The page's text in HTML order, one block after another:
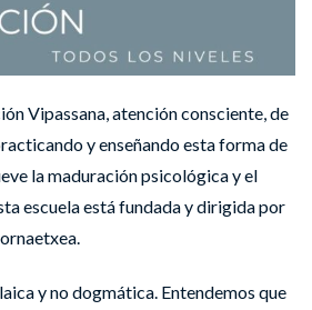
Vipassana, atención consciente, de
y enseñando esta forma de
la maduración psicológica y el
escuela está fundada y dirigida por
y no dogmática. Entendemos que